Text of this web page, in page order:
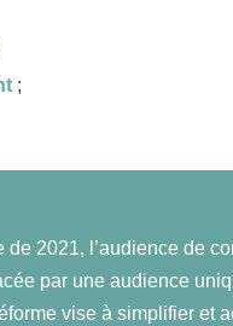
;
de 2021, l’audience de
par une audience
vise à simplifier et